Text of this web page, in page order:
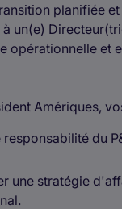
planifiée
un(e)
opérationnelle et
Amériques,
du
une stratégie